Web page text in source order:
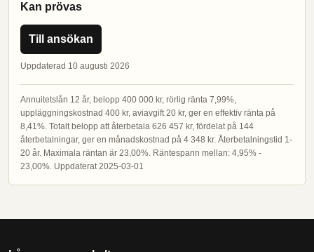
Kan prövas
Till ansökan
Uppdaterad 10 augusti 2026
Annuitetslån 12 år, belopp 400 000 kr, rörlig ränta 7,99%,
uppläggningskostnad 400 kr, aviavgift 20 kr, ger en effektiv ränta på
8,41%. Totalt belopp att återbetala 626 457 kr, fördelat på 144
återbetalningar, ger en månadskostnad på 4 348 kr. Återbetalningstid 1-
20 år. Maximala räntan är 23,00%. Räntespann mellan: 4,95% -
23,00%. Uppdaterat 2025-03-01